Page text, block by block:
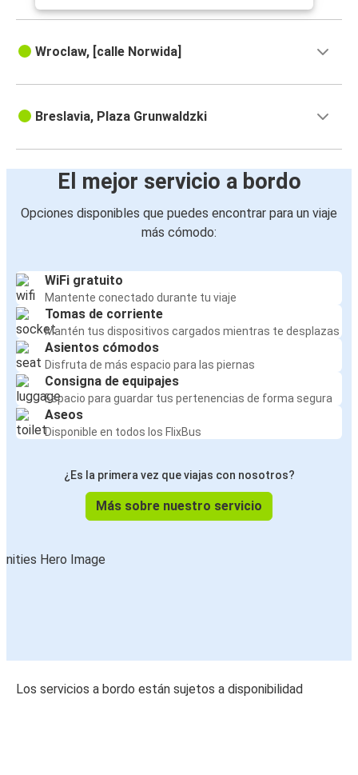
Wroclaw, [calle Norwida]
Breslavia, Plaza Grunwaldzki
El mejor servicio a bordo
Opciones disponibles que puedes encontrar para un viaje
más cómodo:
WiFi gratuito
Mantente conectado durante tu viaje
Tomas de corriente
Mantén tus dispositivos cargados mientras te desplazas
Asientos cómodos
Disfruta de más espacio para las piernas
Consigna de equipajes
Espacio para guardar tus pertenencias de forma segura
Aseos
Disponible en todos los FlixBus
¿Es la primera vez que viajas con nosotros?
Más sobre nuestro servicio
Los servicios a bordo están sujetos a disponibilidad